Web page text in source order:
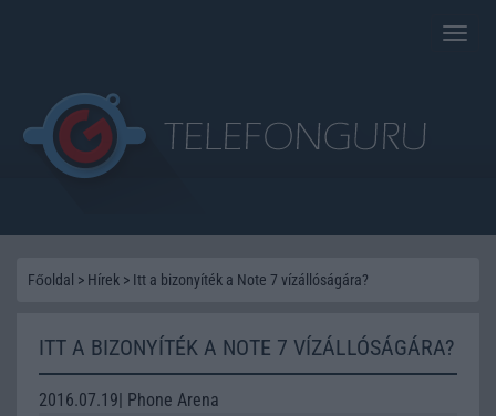
Toggle
Főoldal > Hírek > Itt a bizonyíték a Note 7 vízállóságára?
ITT A BIZONYÍTÉK A NOTE 7 VÍZÁLLÓSÁGÁRA?
2016.07.19| Phone Arena